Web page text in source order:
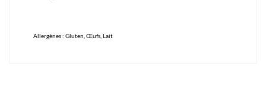
Allergènes : Gluten, Œufs, Lait